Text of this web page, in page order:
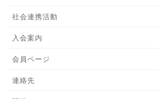
社会連携活動
入会案内
会員ページ
連絡先